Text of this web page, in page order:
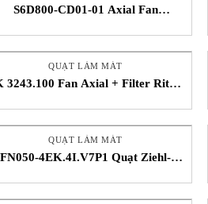
S6D800-CD01-01 Axial Fan
QUẠT LÀM MÁT
3243.100 Fan Axial + Filter Rittal
QUẠT LÀM MÁT
FN050-4EK.4I.V7P1 Quạt Ziehl-